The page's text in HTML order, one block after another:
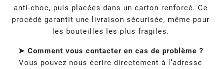
anti-choc, puis placées dans un carton renforcé. Ce
procédé garantit une livraison sécurisée, même pour
les bouteilles les plus fragiles.
➤ Comment vous contacter en cas de problème ?
Vous pouvez nous écrire directement à l’adresse